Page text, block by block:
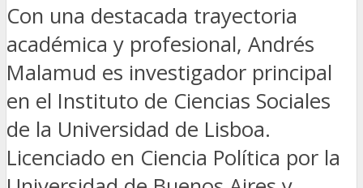
Con una destacada trayectoria
académica y profesional, Andrés
Malamud es investigador principal
en el Instituto de Ciencias Sociales
de la Universidad de Lisboa.
Licenciado en Ciencia Política por la